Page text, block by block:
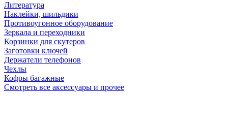
Литература
Наклейки, шильдики
Противоугонное оборудование
Зеркала и переходники
Корзинки для скутеров
Заготовки ключей
Держатели телефонов
Чехлы
Кофры багажные
Смотреть все аксессуары и прочее